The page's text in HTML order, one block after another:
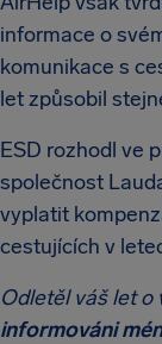
informace o
komunikace s
let způsobil
ESD rozhodl ve
společnost
vyplatit
cestujících v
Odletěl váš let o
informováni